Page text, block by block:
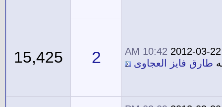
2012-03-22
10:42 AM
طارق فايز العجاوى 2
15,425